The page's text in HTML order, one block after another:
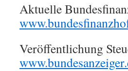
Aktuelle
Veröffentlichung